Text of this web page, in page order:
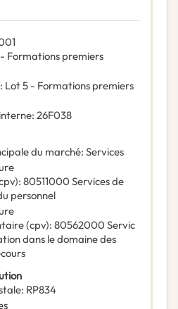
Formations premiers
: Lot 5 - Formations premiers
: 26F038
du marché: Services
): 80511000 Services de
personnel
(cpv): 80562000 Servic
dans le domaine des
: RP834